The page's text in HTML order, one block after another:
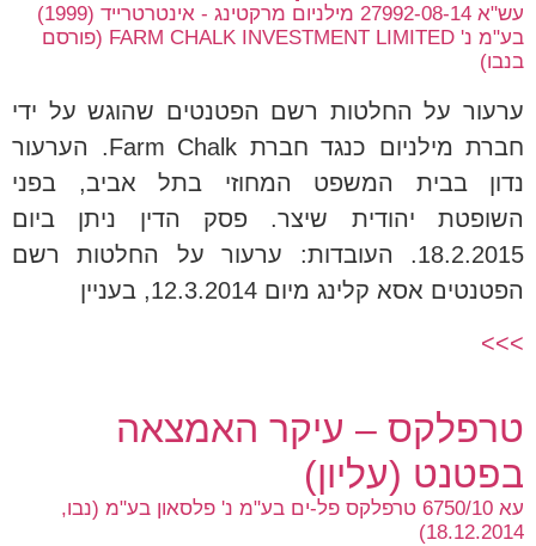
עש"א 27992-08-14 מילניום מרקטינג - אינטרטרייד (1999)
בע"מ נ' FARM CHALK INVESTMENT LIMITED (פורסם
בנבו)
ערעור על החלטות רשם הפטנטים שהוגש על ידי
חברת מילניום כנגד חברת Farm Chalk. הערעור
נדון בבית המשפט המחוזי בתל אביב, בפני
השופטת יהודית שיצר. פסק הדין ניתן ביום
18.2.2015. העובדות: ערעור על החלטות רשם
הפטנטים אסא קלינג מיום 12.3.2014, בעניין
>>>
טרפלקס – עיקר האמצאה
בפטנט (עליון)
עא 6750/10 טרפלקס פל-ים בע"מ נ' פלסאון בע"מ (נבו,
18.12.2014)